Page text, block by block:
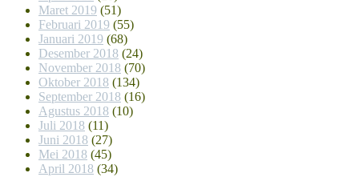
Maret 2019 (51)
Februari 2019 (55)
Januari 2019 (68)
Desember 2018 (24)
November 2018 (70)
Oktober 2018 (134)
September 2018 (16)
Agustus 2018 (10)
Juli 2018 (11)
Juni 2018 (27)
Mei 2018 (45)
April 2018 (34)